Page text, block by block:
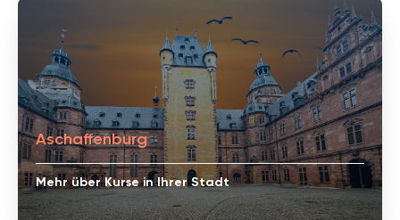
Aschaffenburg
Mehr über Kurse in Ihrer Stadt